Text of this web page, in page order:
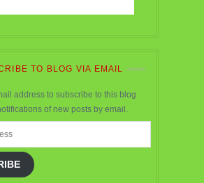
TO BLOG VIA EMAIL
address to subscribe to this blog
of new posts by email.